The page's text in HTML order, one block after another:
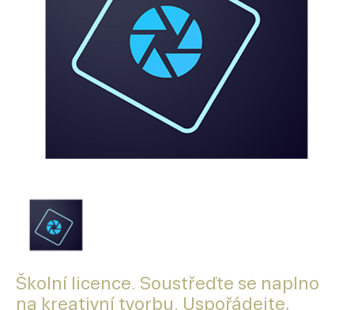
Školní licence. Soustřeďte se naplno
na kreativní tvorbu. Uspořádejte,